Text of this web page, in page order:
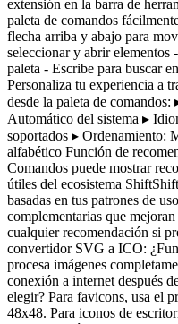
extensión en la barra de
paleta de comandos
flecha arriba y abajo para
seleccionar y abrir elementos
paleta - Escribe para buscar
Personaliza tu experiencia a
desde la paleta de
Automático del sistema ▸
soportados ▸ Ordenamiento:
alfabético Función de
Comandos puede mostrar
útiles del ecosistema
basadas en tus patrones de
complementarias que
cualquier recomendación si
convertidor SVG a ICO:
procesa imágenes
conexión a internet después
elegir? Para favicons, usa el
48x48. Para iconos de